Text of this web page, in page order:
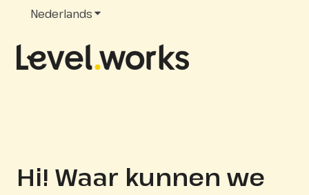
NederlandsSubmenu tonen voor vertalingen
Hi! Waar kunnen we